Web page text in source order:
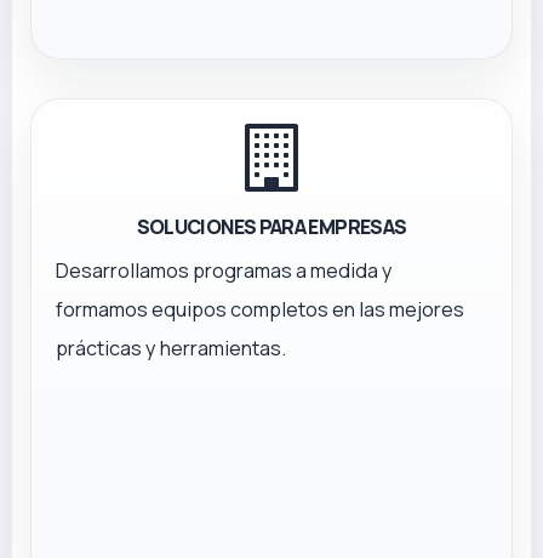
SOLUCIONES PARA EMPRESAS
Desarrollamos programas a medida y
formamos equipos completos en las mejores
prácticas y herramientas.